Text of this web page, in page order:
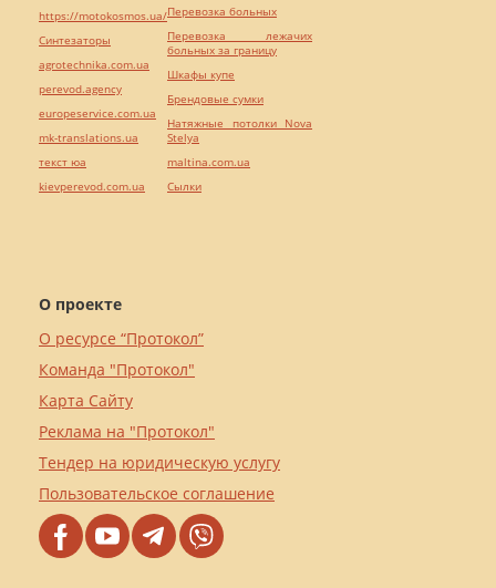
О проекте
О ресурсе “Протокол”
Команда "Протокол"
Карта Сайту
Реклама на "Протокол"
Тендер на юридическую услугу
Пользовательское соглашение
https://motokosmos.ua/
Синтезаторы
agrotechnika.com.ua
perevod.agency
europeservice.com.ua
mk-translations.ua
текст юа
kievperevod.com.ua
Перевозка больных
Перевозка лежачих
больных за границу
Шкафы купе
Брендовые сумки
Натяжные потолки Nova
Stelya
maltina.com.ua
Cылки